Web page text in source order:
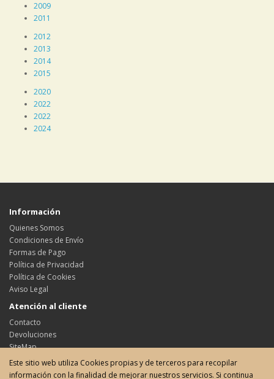
2009
2011
2012
2013
2014
2015
2020
2022
2022
2024
Información
Quienes Somos
Condiciones de Envío
Formas de Pago
Política de Privacidad
Política de Cookies
Aviso Legal
Atención al cliente
Contacto
Devoluciones
SiteMap
Su cuenta
Este sitio web utiliza Cookies propias y de terceros para recopilar
información con la finalidad de mejorar nuestros servicios. Si continua